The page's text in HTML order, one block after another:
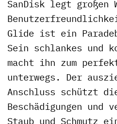
SanDisk legt großen
Glide ist ein
Sein schlankes und
macht ihn zum
unterwegs. Der
Anschluss schützt
Beschädigungen und
Staub und Schmutz